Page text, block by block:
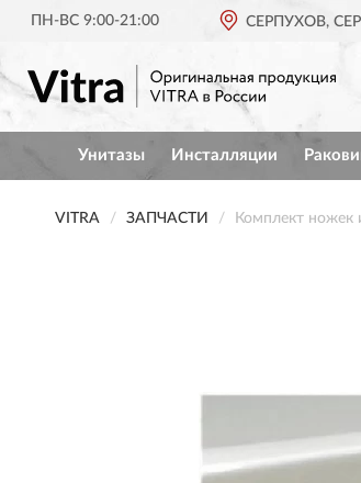
ПН-ВС 9:00-21:00 СЕРПУХОВ,
ОРИГИНАЛЬНАЯ ПРОДУКЦИЯ
Унитазы Инсталляции
VITRA ЗАПЧАСТИ Комплект